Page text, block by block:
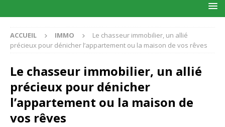
ACCUEIL IMMO
Le chasseur immobilier, un allié
précieux pour dénicher l’appartement ou la maison de vos rêves
Le chasseur immobilier, un allié
précieux pour dénicher
l’appartement ou la maison de
vos rêves